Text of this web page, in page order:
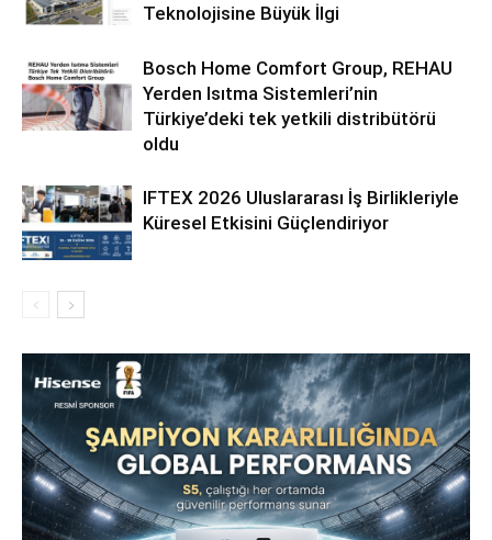
Teknolojisine Büyük İlgi
Bosch Home Comfort Group, REHAU
Yerden Isıtma Sistemleri’nin
Türkiye’deki tek yetkili distribütörü
oldu
IFTEX 2026 Uluslararası İş Birlikleriyle
Küresel Etkisini Güçlendiriyor